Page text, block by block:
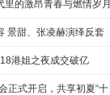
里的激昂青春与燃情岁月
景甜、张凌赫演绎反套
港姐之夜成交破亿
正式开启，共享初夏“十